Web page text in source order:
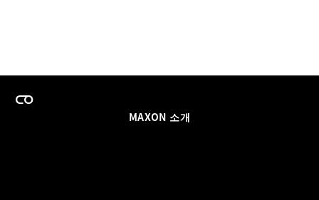
MAXON 소개